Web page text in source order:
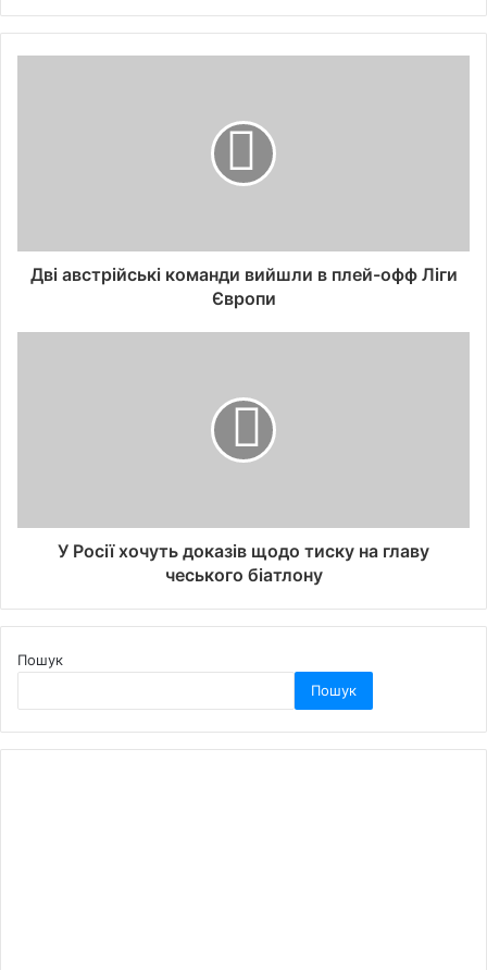
Дві австрійські команди вийшли в плей-офф Ліги
Європи
У Росії хочуть доказів щодо тиску на главу
чеського біатлону
Пошук
Пошук